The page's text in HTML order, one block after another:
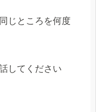
じところを何度
してください